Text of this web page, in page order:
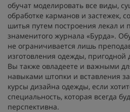
обучат моделировать все виды,
обработке карманов и застежек,
шитья путем построения лекал и
знаменитого журнала «Бурда».
не ограничивается лишь
изготовления одежды, пригодной
Вы также овладеете и важными
навыками штопки и вставления
курсы дизайна одежды, если
специальность, которая всегда
перспективна.